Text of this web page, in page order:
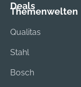
Deals
Themenwelten
Qualitas
Stahl
Bosch